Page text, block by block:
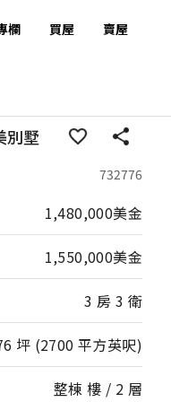
別墅
732776
1,480,000美金
1,550,000美金
3 房 3 衛
坪 (2700 平方英呎)
整棟 樓 / 2 層
欄 買屋 賣屋